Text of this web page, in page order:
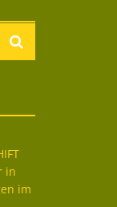
in
im